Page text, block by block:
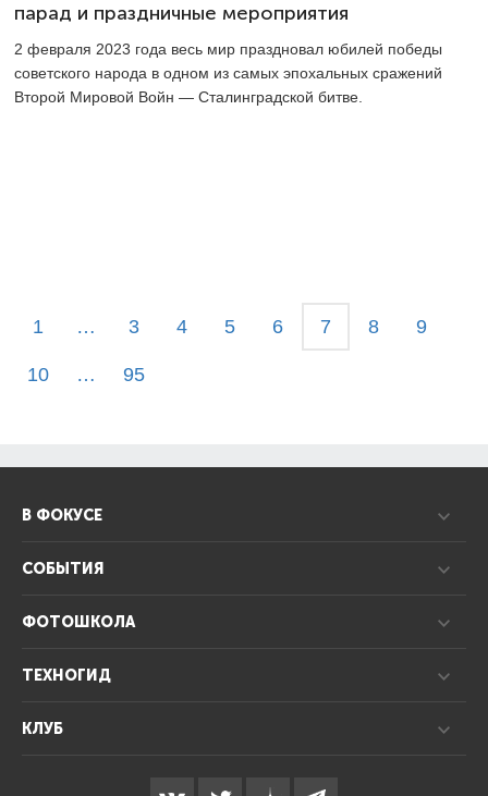
парад и праздничные мероприятия
2 февраля 2023 года весь мир праздновал юбилей победы
советского народа в одном из самых эпохальных сражений
Второй Мировой Войн — Сталинградской битве.
1 … 3 4 5 6 7 8 9
10 … 95
В ФОКУСЕ
СОБЫТИЯ
ФОТОШКОЛА
ТЕХНОГИД
КЛУБ